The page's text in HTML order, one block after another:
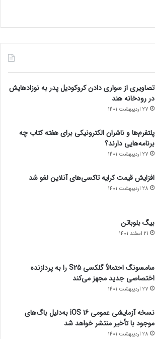
تصاویری از سواری دادن کروکودیل پدر به نوزادهایش
در رودخانه هند
27 اردیبهشت 1401
پلتفرم‌ها و ناشران الکترونیکی برای هفته کتاب چه
برنامه‌هایی دارند؟
27 اردیبهشت 1401
افزایش قیمت کرایه تاکسی‌های آنلاین لغو شد
28 اردیبهشت 1401
بیگ بلوباتن
21 اسفند 1401
سامسونگ احتمالاً گلکسی S25 را به پردازنده
اختصاصی جدید مجهز می‌کند
27 اردیبهشت 1401
نسخه آزمایشی عمومی iOS 16 به‌دلیل باگ‌های
موجود با تأخیر منتشر خواهد شد
28 اردیبهشت 1401